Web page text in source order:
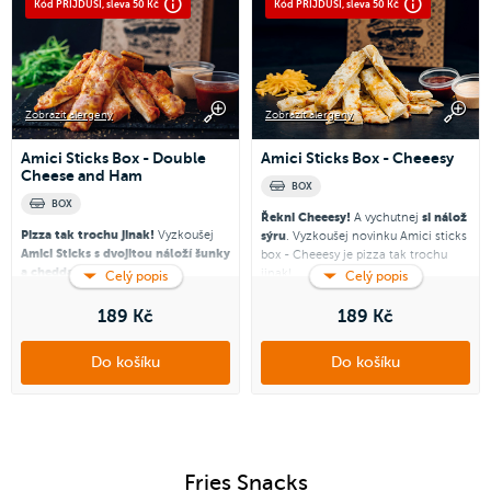
Kód PRIJDUSI, sleva 50 Kč
Zobrazit alergeny
Amici Sticks Box - Double
Cheese and Ham
BOX
Pizza tak trochu jinak! Vyzkoušej
Amici Sticks s dvojitou náloží šunky
a cheddaru.
Amici Sticks jsou tyčinky z vyššího
pizzového těsta. Na každé tyčince je
cheddar, šunka a oregáno. Skvělé
jako jídlo nebo jako snack.
Zvýhodněný box obsahuje:
Celý popis
189 Kč
Do košíku
Kód PRIJDUSI, sleva 50 Kč
Zobrazit alergeny
Amici Sticks Box - Cheeesy
BOX
Řekni Cheeesy! A vychutnej si nálož
sýru. Vyzkoušej novinku Amici sticks
box - Cheeesy je pizza tak trochu
jinak!
Amici sticks jsou tyčinky z vyššího
pizzového těsta. Na každé tyčince je
cheddar.
Zvýhodněný box obsahuje:
Celý popis
189 Kč
Do košíku
Fries Snacks